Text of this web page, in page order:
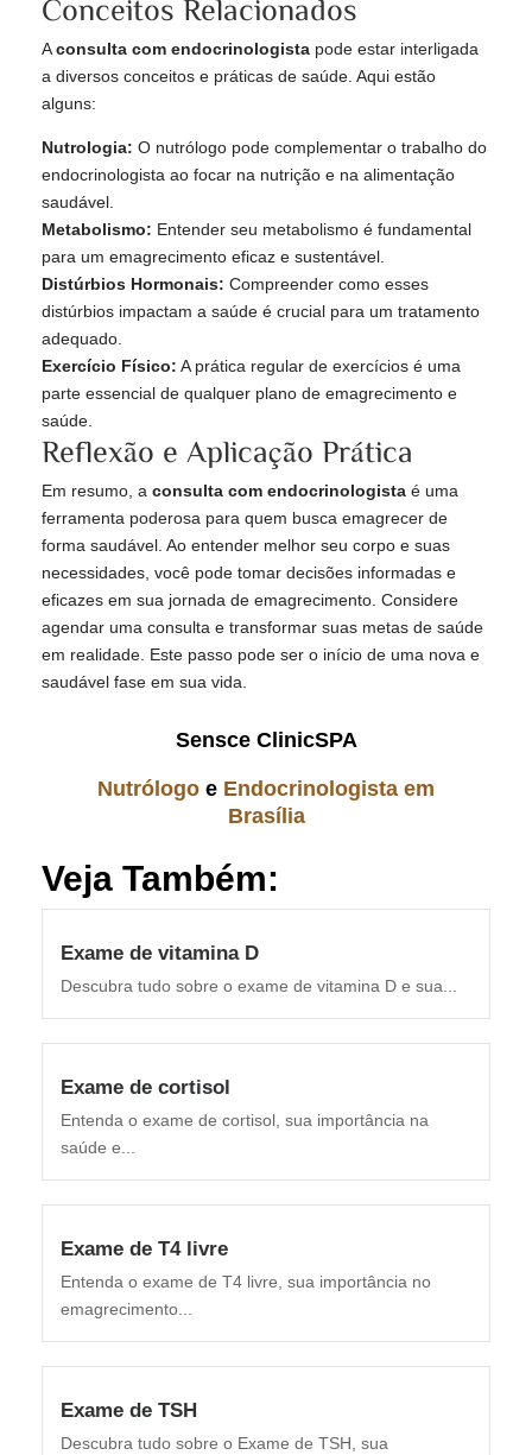
Conceitos Relacionados
Aconsulta com endocrinologista pode estar interligada
a diversos conceitos e práticas de saúde. Aqui estão
alguns:
Nutrologia: O nutrólogo pode complementar o trabalho do
endocrinologista ao focar na nutrição e na alimentação
saudável.
Metabolismo: Entender seu metabolismo é fundamental
para um emagrecimento eficaz e sustentável.
Distúrbios Hormonais: Compreender como esses
distúrbios impactam a saúde é crucial para um tratamento
adequado.
Exercício Físico: A prática regular de exercícios é uma
parte essencial de qualquer plano de emagrecimento e
saúde.
Reflexão e Aplicação Prática
Em resumo, a consulta com endocrinologista é uma
ferramenta poderosa para quem busca emagrecer de
forma saudável. Ao entender melhor seu corpo e suas
necessidades, você pode tomar decisões informadas e
eficazes em sua jornada de emagrecimento. Considere
agendar uma consulta e transformar suas metas de saúde
em realidade. Este passo pode ser o início de uma nova e
saudável fase em sua vida.
Sensce ClinicSPA
Nutrólogo e Endocrinologista em
Brasília
Veja Também:
Exame de vitamina D
Descubra tudo sobre o exame de vitamina D e sua...
Exame de cortisol
Entenda o exame de cortisol, sua importância na
saúde e...
Exame de T4 livre
Entenda o exame de T4 livre, sua importância no
emagrecimento...
Exame de TSH
Descubra tudo sobre o Exame de TSH, sua